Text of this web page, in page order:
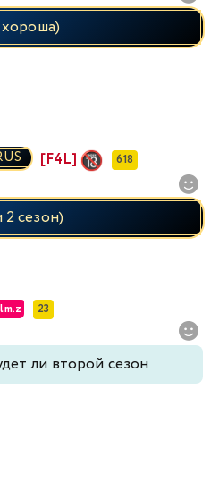
[F4L] 618
сезон)
23
ли второй сезон